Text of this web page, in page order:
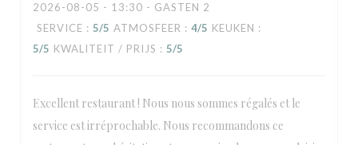
2026-08-05 - 13:30 - GASTEN 2
SERVICE : 5/5 ATMOSFEER : 4/5 KEUKEN :
5/5 KWALITEIT / PRIJS : 5/5
Excellent restaurant ! Nous nous sommes régalés et le
service est irréprochable. Nous recommandons ce